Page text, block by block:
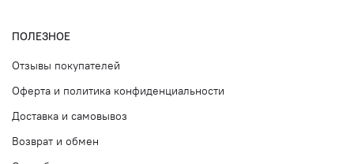
ПОЛЕЗНОЕ
Отзывы покупателей
Оферта и политика конфиденциальности
Доставка и самовывоз
Возврат и обмен